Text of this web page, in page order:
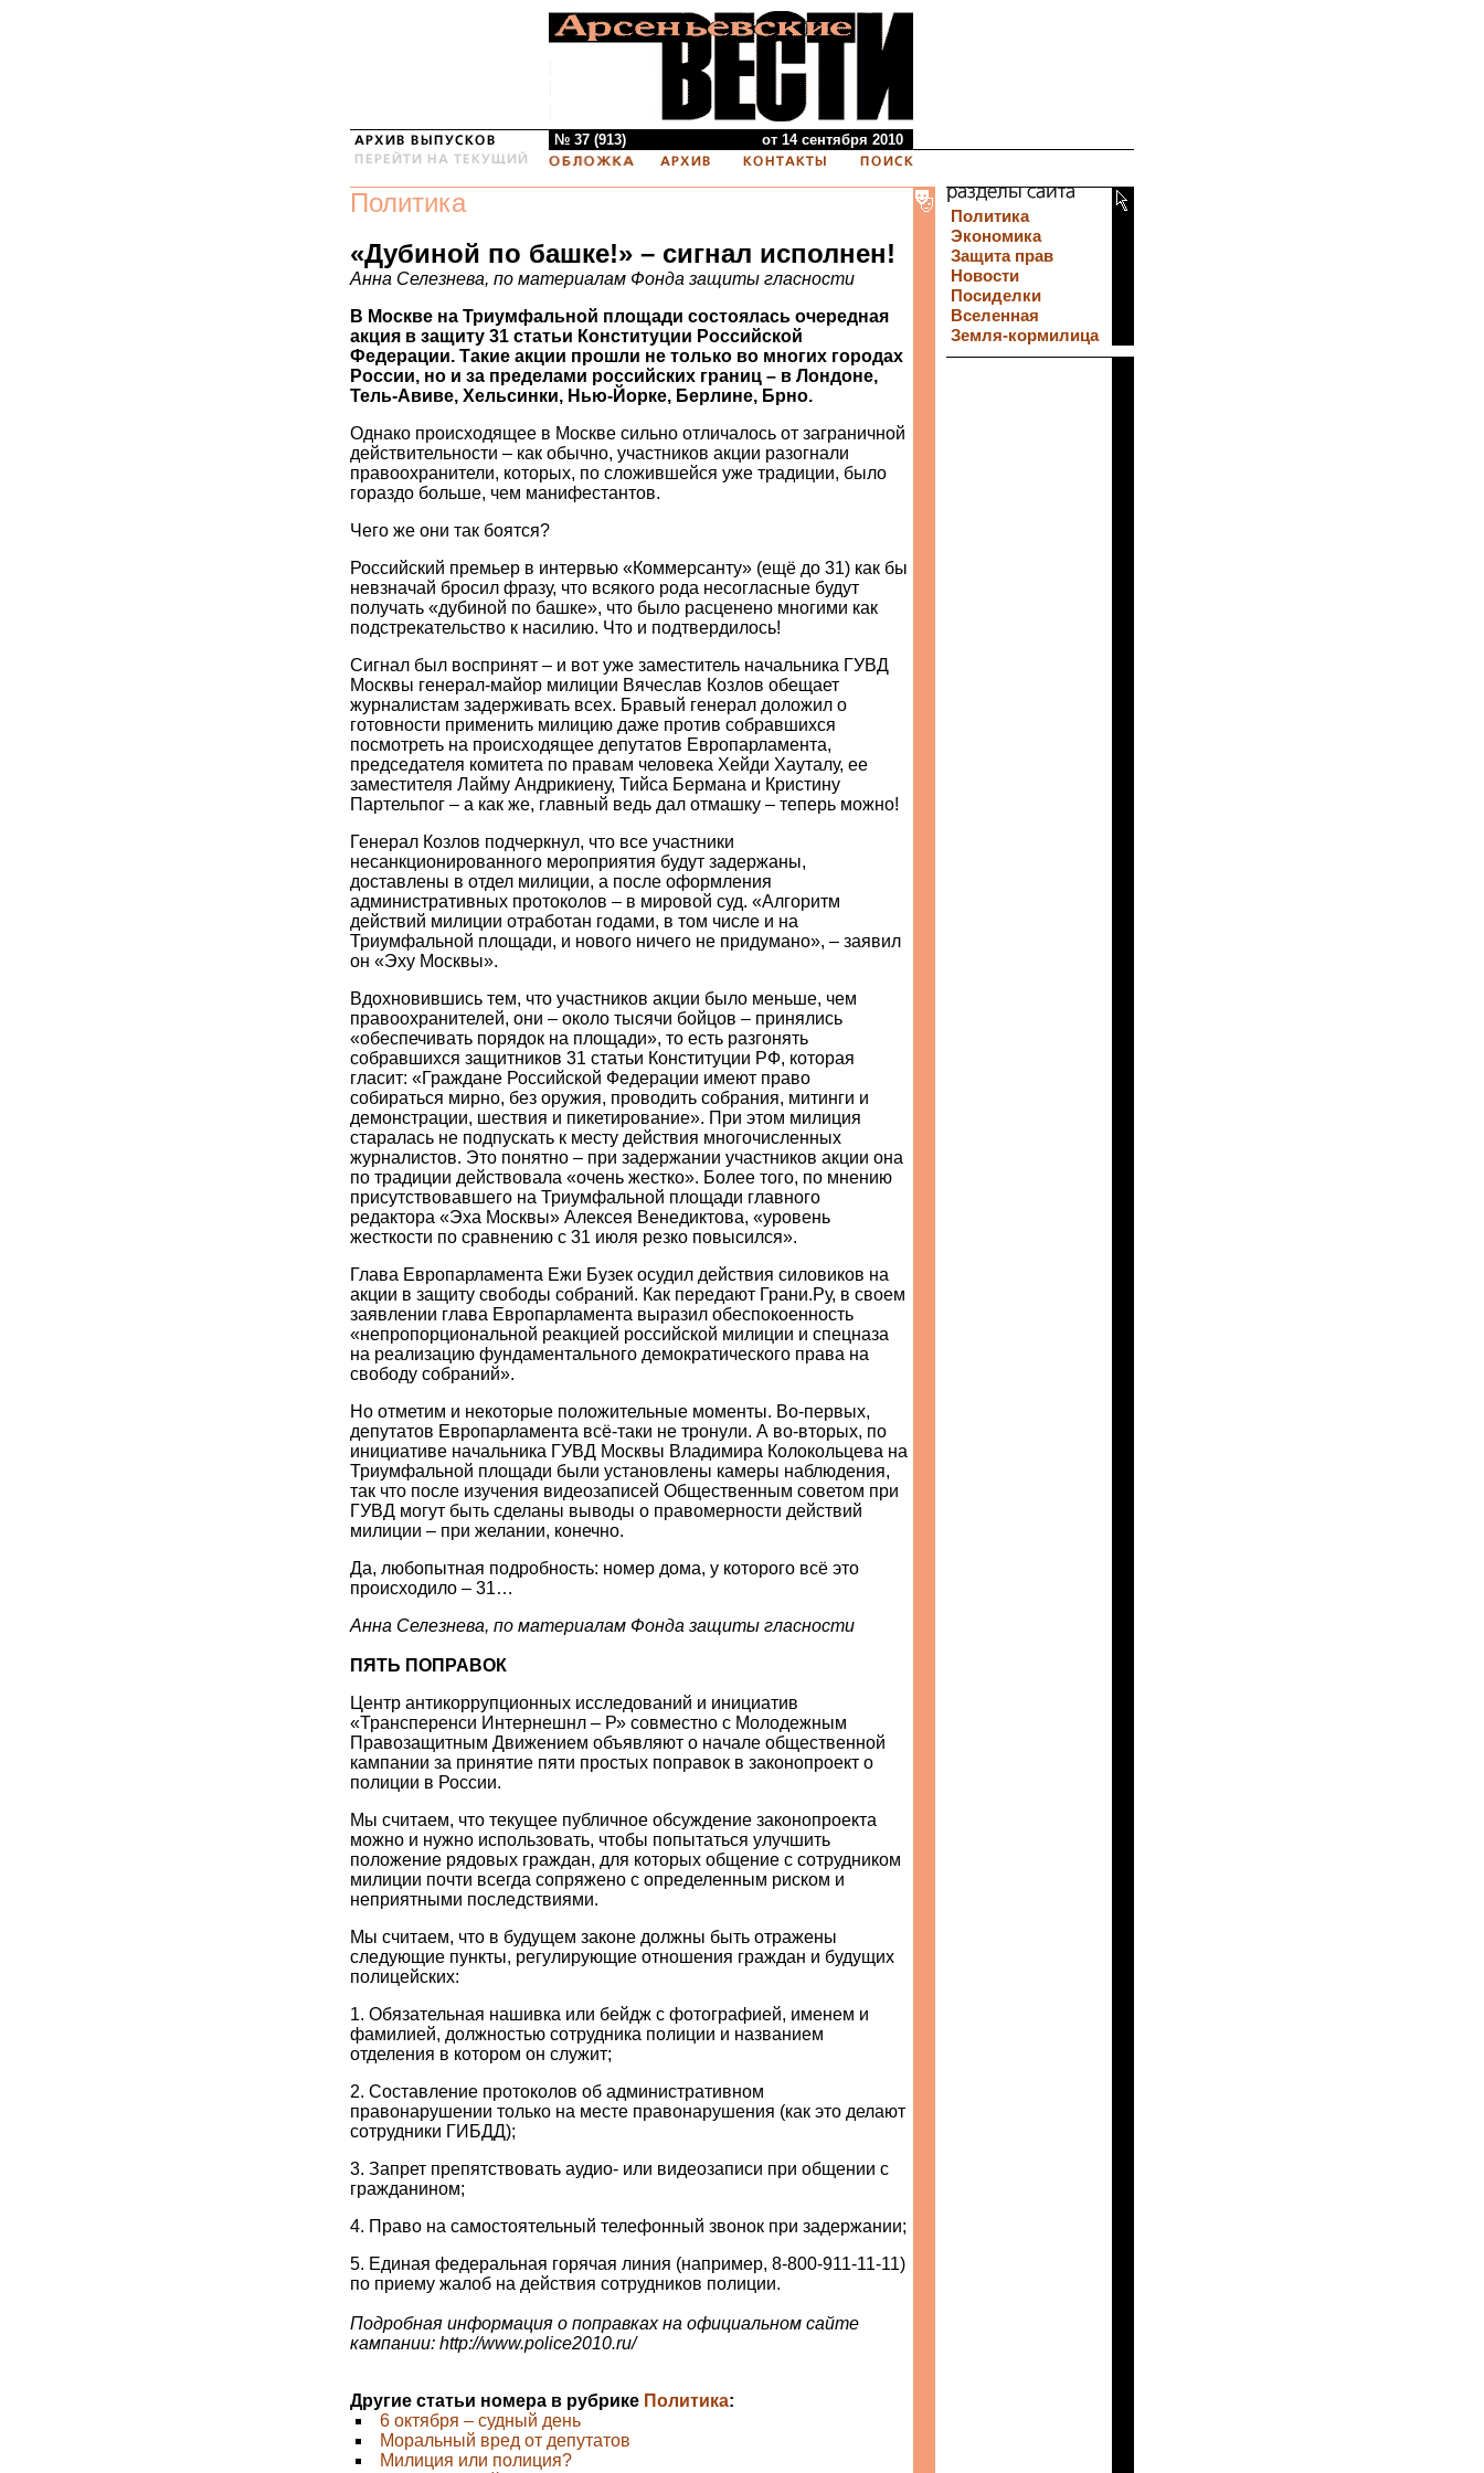
№ 37 (913) от 14 сентября 2010
Политика
«Дубиной по башке!» – сигнал исполнен!
Анна Селезнева, по материалам Фонда защиты гласности
В Москве на Триумфальной площади состоялась очередная
акция в защиту 31 статьи Конституции Российской
Федерации. Такие акции прошли не только во многих городах
России, но и за пределами российских границ – в Лондоне,
Тель-Авиве, Хельсинки, Нью-Йорке, Берлине, Брно.
Однако происходящее в Москве сильно отличалось от заграничной
действительности – как обычно, участников акции разогнали
правоохранители, которых, по сложившейся уже традиции, было
гораздо больше, чем манифестантов.
Чего же они так боятся?
Российский премьер в интервью «Коммерсанту» (ещё до 31) как бы
невзначай бросил фразу, что всякого рода несогласные будут
получать «дубиной по башке», что было расценено многими как
подстрекательство к насилию. Что и подтвердилось!
Сигнал был воспринят – и вот уже заместитель начальника ГУВД
Москвы генерал-майор милиции Вячеслав Козлов обещает
журналистам задерживать всех. Бравый генерал доложил о
готовности применить милицию даже против собравшихся
посмотреть на происходящее депутатов Европарламента,
председателя комитета по правам человека Хейди Хауталу, ее
заместителя Лайму Андрикиену, Тийса Бермана и Кристину
Партельпог – а как же, главный ведь дал отмашку – теперь можно!
Генерал Козлов подчеркнул, что все участники
несанкционированного мероприятия будут задержаны,
доставлены в отдел милиции, а после оформления
административных протоколов – в мировой суд. «Алгоритм
действий милиции отработан годами, в том числе и на
Триумфальной площади, и нового ничего не придумано», – заявил
он «Эху Москвы».
Вдохновившись тем, что участников акции было меньше, чем
правоохранителей, они – около тысячи бойцов – принялись
«обеспечивать порядок на площади», то есть разгонять
собравшихся защитников 31 статьи Конституции РФ, которая
гласит: «Граждане Российской Федерации имеют право
собираться мирно, без оружия, проводить собрания, митинги и
демонстрации, шествия и пикетирование». При этом милиция
старалась не подпускать к месту действия многочисленных
журналистов. Это понятно – при задержании участников акции она
по традиции действовала «очень жестко». Более того, по мнению
присутствовавшего на Триумфальной площади главного
редактора «Эха Москвы» Алексея Венедиктова, «уровень
жесткости по сравнению с 31 июля резко повысился».
Глава Европарламента Ежи Бузек осудил действия силовиков на
акции в защиту свободы собраний. Как передают Грани.Ру, в своем
заявлении глава Европарламента выразил обеспокоенность
«непропорциональной реакцией российской милиции и спецназа
на реализацию фундаментального демократического права на
свободу собраний».
Но отметим и некоторые положительные моменты. Во-первых,
депутатов Европарламента всё-таки не тронули. А во-вторых, по
инициативе начальника ГУВД Москвы Владимира Колокольцева на
Триумфальной площади были установлены камеры наблюдения,
так что после изучения видеозаписей Общественным советом при
ГУВД могут быть сделаны выводы о правомерности действий
милиции – при желании, конечно.
Да, любопытная подробность: номер дома, у которого всё это
происходило – 31…
Анна Селезнева, по материалам Фонда защиты гласности
ПЯТЬ ПОПРАВОК
Центр антикоррупционных исследований и инициатив
«Трансперенси Интернешнл – Р» совместно с Молодежным
Правозащитным Движением объявляют о начале общественной
кампании за принятие пяти простых поправок в законопроект о
полиции в России.
Мы считаем, что текущее публичное обсуждение законопроекта
можно и нужно использовать, чтобы попытаться улучшить
положение рядовых граждан, для которых общение с сотрудником
милиции почти всегда сопряжено с определенным риском и
неприятными последствиями.
Мы считаем, что в будущем законе должны быть отражены
следующие пункты, регулирующие отношения граждан и будущих
полицейских:
1. Обязательная нашивка или бейдж с фотографией, именем и
фамилией, должностью сотрудника полиции и названием
отделения в котором он служит;
2. Составление протоколов об административном
правонарушении только на месте правонарушения (как это делают
сотрудники ГИБДД);
3. Запрет препятствовать аудио- или видеозаписи при общении с
гражданином;
4. Право на самостоятельный телефонный звонок при задержании;
5. Единая федеральная горячая линия (например, 8-800-911-11-11)
по приему жалоб на действия сотрудников полиции.
Подробная информация о поправках на официальном сайте
кампании: http://www.police2010.ru/
Другие статьи номера в рубрике Политика:
6 октября – судный день
Моральный вред от депутатов
Милиция или полиция?
Политика
Экономика
Защита прав
Новости
Посиделки
Вселенная
Земля-кормилица